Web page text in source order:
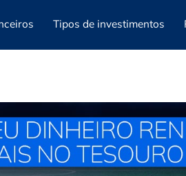
Tipos de investimentos